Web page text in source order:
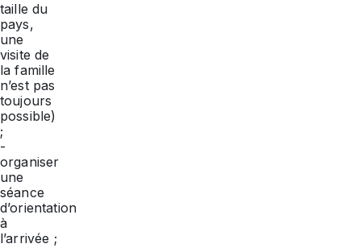
taille du
pays,
une
visite de
la famille
n’est pas
toujours
possible)
;
-
organiser
une
séance
d’orientation
à
l’arrivée ;